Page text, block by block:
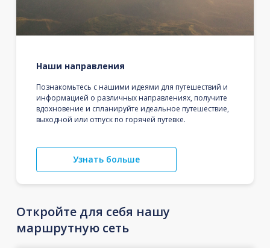
Наши направления
Познакомьтесь с нашими идеями для путешествий и
информацией о различных направлениях, получите
вдохновение и спланируйте идеальное путешествие,
выходной или отпуск по горячей путевке.
Узнать больше
Откройте для себя нашу
маршрутную сеть